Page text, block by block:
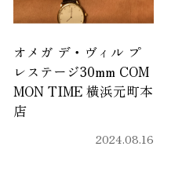
オメガ デ・ヴィル プ
レステージ30mm COM
MON TIME 横浜元町本
店
2024.08.16